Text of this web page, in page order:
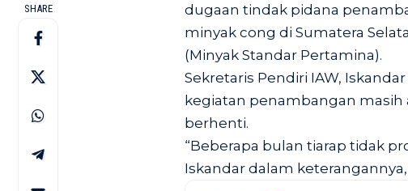
SHARE
dugaan tindak pidana
minyak cong di Sumatera
(Minyak Standar Pertamina).
Sekretaris Pendiri IAW,
kegiatan penambangan
berhenti.
“Beberapa bulan tiarap tidak
Iskandar dalam